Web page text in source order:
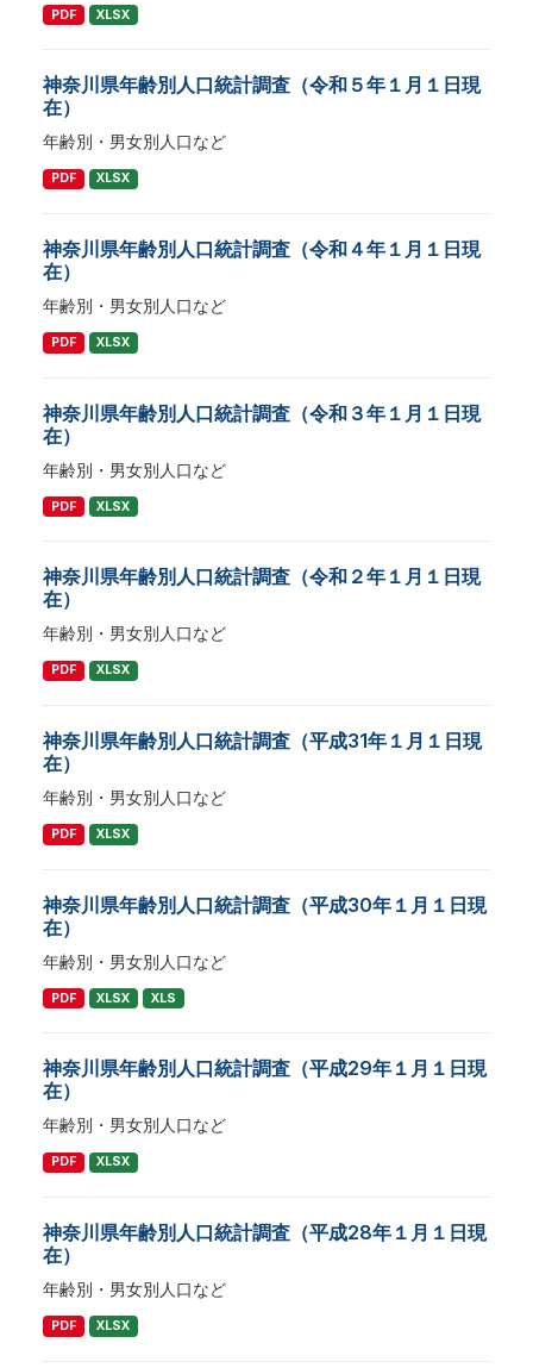
PDF XLSX
神奈川県年齢別人口統計調査（令和５年１月１日現
在）
年齢別・男女別人口など
PDF XLSX
神奈川県年齢別人口統計調査（令和４年１月１日現
在）
年齢別・男女別人口など
PDF XLSX
神奈川県年齢別人口統計調査（令和３年１月１日現
在）
年齢別・男女別人口など
PDF XLSX
神奈川県年齢別人口統計調査（令和２年１月１日現
在）
年齢別・男女別人口など
PDF XLSX
神奈川県年齢別人口統計調査（平成31年１月１日現
在）
年齢別・男女別人口など
PDF XLSX
神奈川県年齢別人口統計調査（平成30年１月１日現
在）
年齢別・男女別人口など
PDF XLSX XLS
神奈川県年齢別人口統計調査（平成29年１月１日現
在）
年齢別・男女別人口など
PDF XLSX
神奈川県年齢別人口統計調査（平成28年１月１日現
在）
年齢別・男女別人口など
PDF XLSX